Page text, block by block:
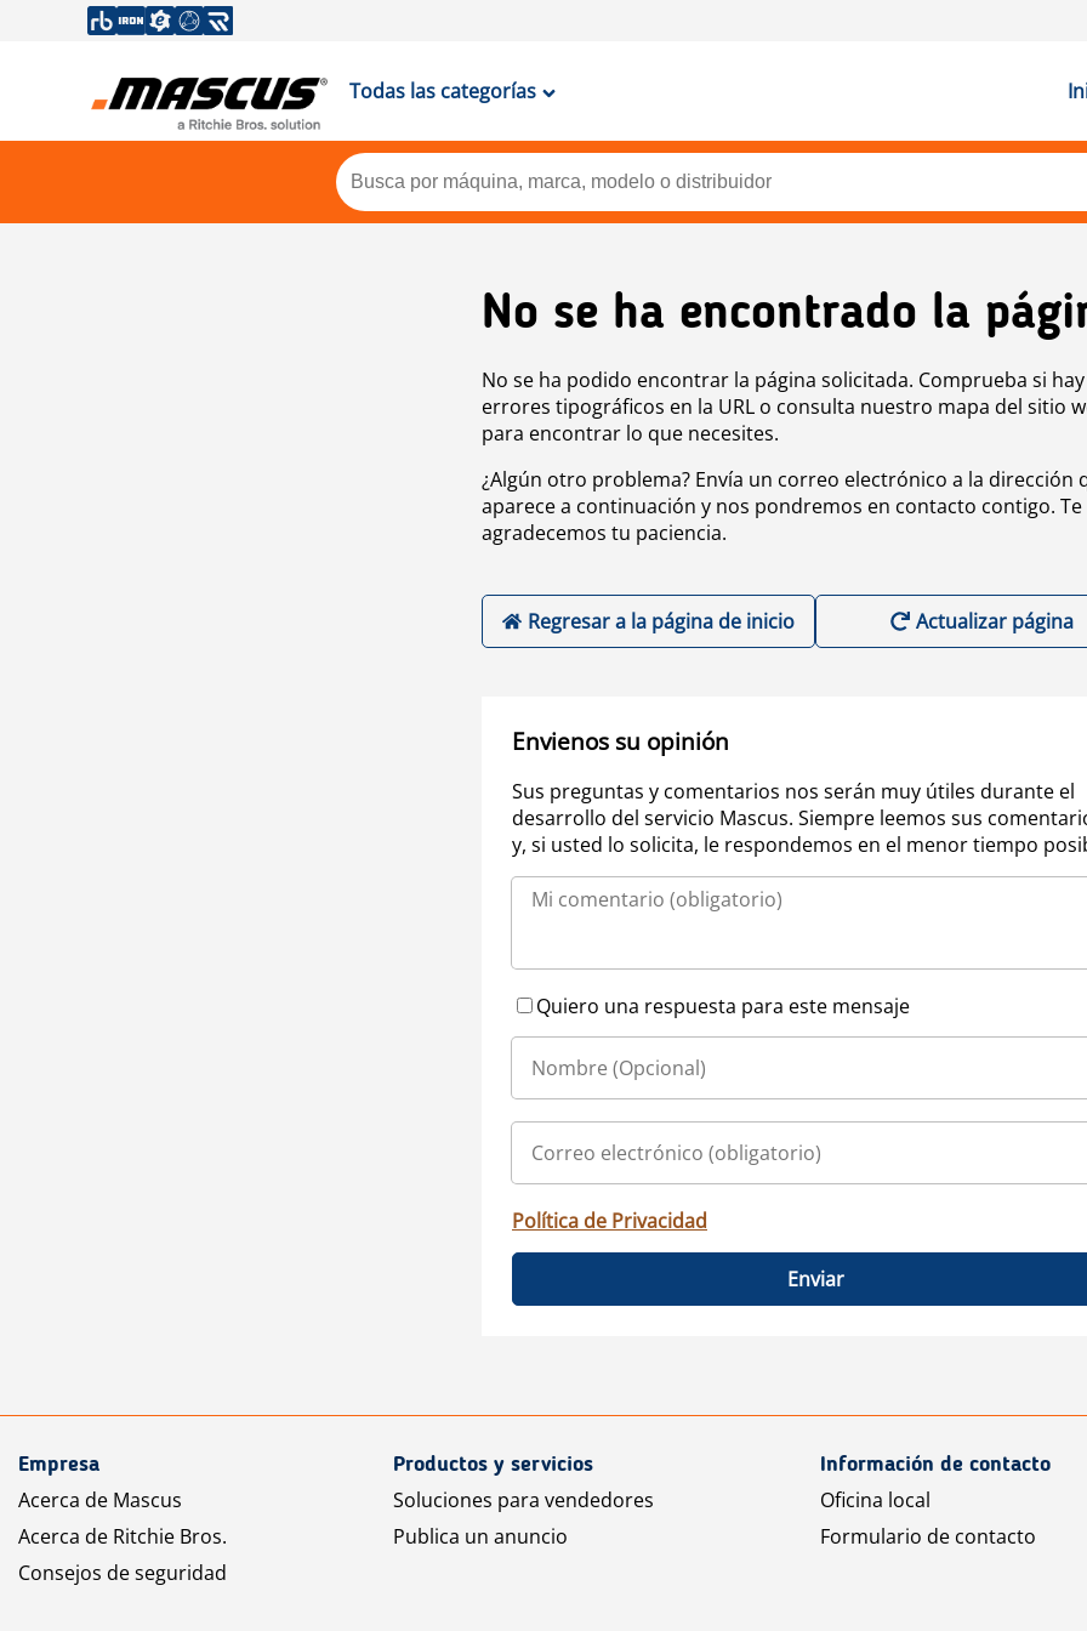
Todas las categorías
No se ha encontrado la
No se ha podido encontrar la página solicitada. Comprueba si hay
errores tipográficos en la URL o consulta nuestro mapa del sitio
para encontrar lo que necesites.
¿Algún otro problema? Envía un correo electrónico a la dirección
aparece a continuación y nos pondremos en contacto contigo. Te
agradecemos tu paciencia.
Regresar a la página de inicio Actualizar página
Envienos su opinión
Sus preguntas y comentarios nos serán muy útiles durante el
desarrollo del servicio Mascus. Siempre leemos sus
y, si usted lo solicita, le respondemos en el menor tiempo
Quiero una respuesta para este mensaje
Política de Privacidad
Enviar
Empresa
Acerca de Mascus
Acerca de Ritchie Bros.
Consejos de seguridad
Productos y servicios
Soluciones para vendedores
Publica un anuncio
Información de contacto
Oficina local
Formulario de contacto